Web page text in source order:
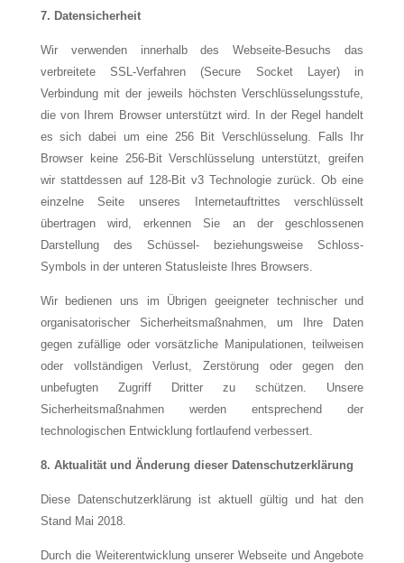
7. Datensicherheit
Wir verwenden innerhalb des Webseite-Besuchs das
verbreitete SSL-Verfahren (Secure Socket Layer) in
Verbindung mit der jeweils höchsten Verschlüsselungsstufe,
die von Ihrem Browser unterstützt wird. In der Regel handelt
es sich dabei um eine 256 Bit Verschlüsselung. Falls Ihr
Browser keine 256-Bit Verschlüsselung unterstützt, greifen
wir stattdessen auf 128-Bit v3 Technologie zurück. Ob eine
einzelne Seite unseres Internetauftrittes verschlüsselt
übertragen wird, erkennen Sie an der geschlossenen
Darstellung des Schüssel- beziehungsweise Schloss-
Symbols in der unteren Statusleiste Ihres Browsers.
Wir bedienen uns im Übrigen geeigneter technischer und
organisatorischer Sicherheitsmaßnahmen, um Ihre Daten
gegen zufällige oder vorsätzliche Manipulationen, teilweisen
oder vollständigen Verlust, Zerstörung oder gegen den
unbefugten Zugriff Dritter zu schützen. Unsere
Sicherheitsmaßnahmen werden entsprechend der
technologischen Entwicklung fortlaufend verbessert.
8. Aktualität und Änderung dieser Datenschutzerklärung
Diese Datenschutzerklärung ist aktuell gültig und hat den
Stand Mai 2018.
Durch die Weiterentwicklung unserer Webseite und Angebote